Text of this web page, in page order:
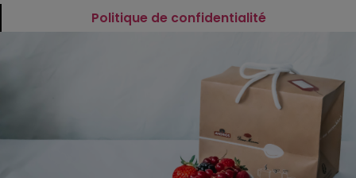
Politique de confidentialité